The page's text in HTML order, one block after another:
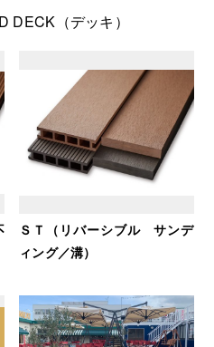
DECK（デッキ）
ＳＴ（リバーシブル サンデ
ィング／溝）